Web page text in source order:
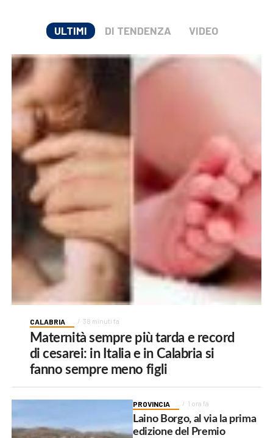
ULTIMI DI TENDENZA VIDEO
CALABRIA 38 minuti fa
Maternità sempre più tarda e record
di cesarei: in Italia e in Calabria si
fanno sempre meno figli
PROVINCIA 1 ora fa
Laino Borgo, al via la prima
edizione del Premio